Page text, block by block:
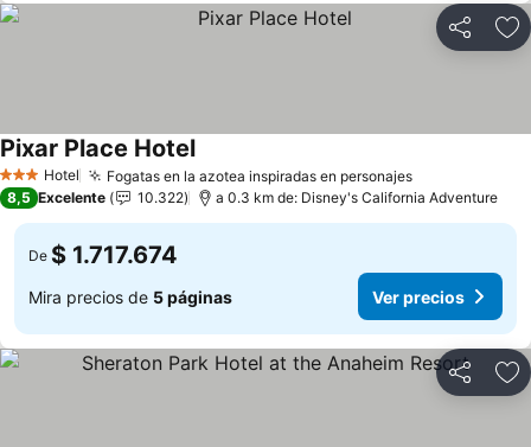
Compartir
3 Estrellas
Hotel Fogatas en la azotea inspiradas en personajes
Pixar Place Hotel
8,5 Excelente 10.322 a 0.3 km de: Disney's California Adventure
De $ 1.717.674
Mira precios de 5 páginas Ver precios
Compartir